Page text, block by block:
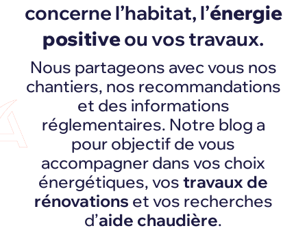
concerne l’habitat, l’énergie
positiveou vos travaux.
Nous partageons avec vous nos
chantiers, nos recommandations
et des informations
réglementaires. Notre blog a
pour objectif de vous
accompagner dans vos choix
énergétiques, vostravaux de
rénovations et vos recherches
d’aide chaudière.